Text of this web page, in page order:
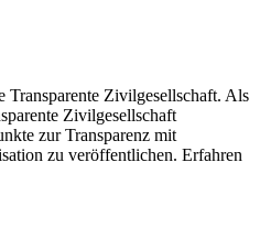
Zivilgesellschaft. Als
Zivilgesellschaft
zur Transparenz mit
zu veröffentlichen. Erfahren